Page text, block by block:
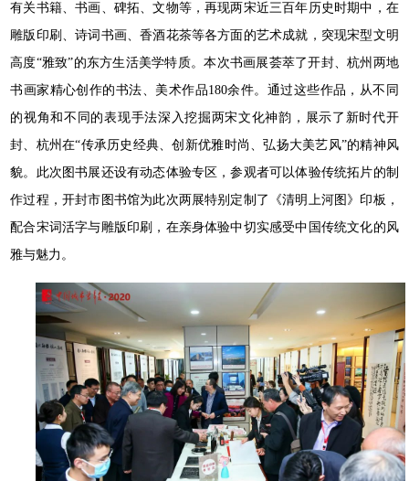
有关书籍、书画、碑拓、文物等，再现两宋近三百年历史时期中，在
雕版印刷、诗词书画、香酒花茶等各方面的艺术成就，突现宋型文明
高度“雅致”的东方生活美学特质。本次书画展荟萃了开封、杭州两地
书画家精心创作的书法、美术作品180余件。通过这些作品，从不同
的视角和不同的表现手法深入挖掘两宋文化神韵，展示了新时代开
封、杭州在“传承历史经典、创新优雅时尚、弘扬大美艺风”的精神风
貌。此次图书展还设有动态体验专区，参观者可以体验传统拓片的制
作过程，开封市图书馆为此次两展特别定制了《清明上河图》印板，
配合宋词活字与雕版印刷，在亲身体验中切实感受中国传统文化的风
雅与魅力。